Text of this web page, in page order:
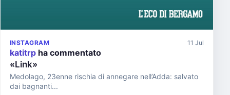
INSTAGRAM 11 Jul
katitrp ha commentato
«Link»
Medolago, 23enne rischia di annegare nell’Adda: salvato
dai bagnanti...